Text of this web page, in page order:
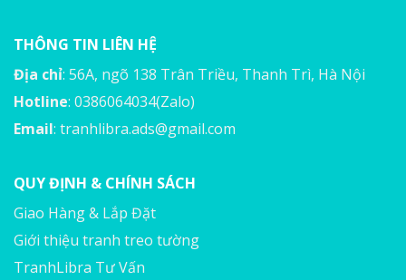
THÔNG TIN LIÊN HỆ
Địa chỉ: 56A, ngõ 138 Trân Triều, Thanh Trì, Hà Nội
Hotline: 0386064034(Zalo)
Email: tranhlibra.ads@gmail.com
QUY ĐỊNH & CHÍNH SÁCH
Giao Hàng & Lắp Đặt
Giới thiệu tranh treo tường
TranhLibra Tư Vấn